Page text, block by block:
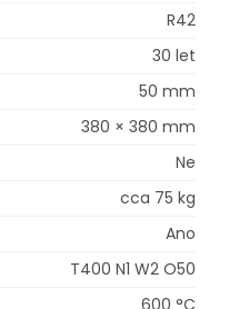
R42
30 let
50 mm
380 × 380 mm
Ne
cca 75 kg
Ano
T400 N1 W2 O50